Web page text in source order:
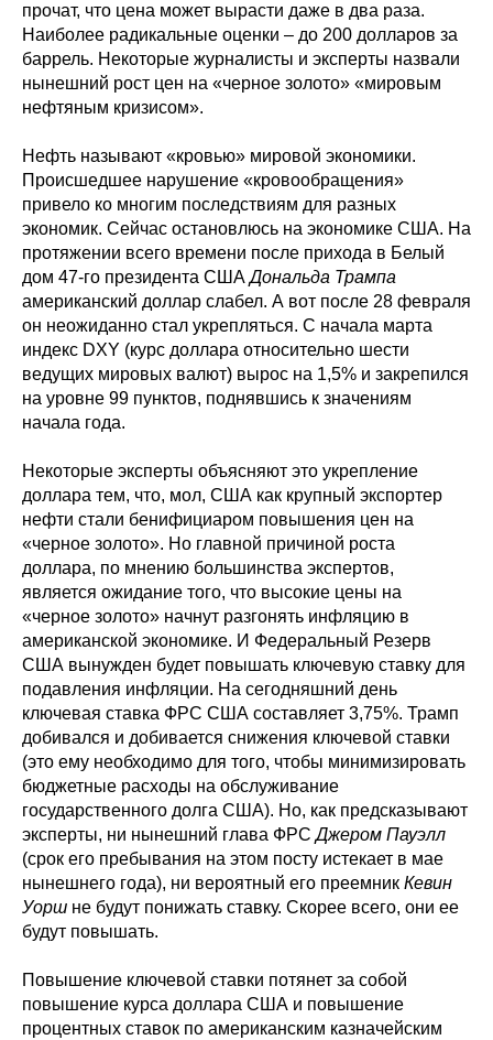
прочат, что цена может вырасти даже в два раза.
Наиболее радикальные оценки – до 200 долларов за
баррель. Некоторые журналисты и эксперты назвали
нынешний рост цен на «черное золото» «мировым
нефтяным кризисом».
Нефть называют «кровью» мировой экономики.
Происшедшее нарушение «кровообращения»
привело ко многим последствиям для разных
экономик. Сейчас остановлюсь на экономике США. На
протяжении всего времени после прихода в Белый
дом 47-го президента СШАДональда Трампа
американский доллар слабел. А вот после 28 февраля
он неожиданно стал укрепляться. С начала марта
индекс DXY (курс доллара относительно шести
ведущих мировых валют) вырос на 1,5% и закрепился
на уровне 99 пунктов, поднявшись к значениям
начала года.
Некоторые эксперты объясняют это укрепление
доллара тем, что, мол, США как крупный экспортер
нефти стали бенифициаром повышения цен на
«черное золото». Но главной причиной роста
доллара, по мнению большинства экспертов,
является ожидание того, что высокие цены на
«черное золото» начнут разгонять инфляцию в
американской экономике. И Федеральный Резерв
США вынужден будет повышать ключевую ставку для
подавления инфляции. На сегодняшний день
ключевая ставка ФРС США составляет 3,75%. Трамп
добивался и добивается снижения ключевой ставки
(это ему необходимо для того, чтобы минимизировать
бюджетные расходы на обслуживание
государственного долга США). Но, как предсказывают
эксперты, ни нынешний глава ФРСДжером Пауэлл
(срок его пребывания на этом посту истекает в мае
нынешнего года), ни вероятный его преемник Кевин
Уорш не будут понижать ставку. Скорее всего, они ее
будут повышать.
Повышение ключевой ставки потянет за собой
повышение курса доллара США и повышение
процентных ставок по американским казначейским